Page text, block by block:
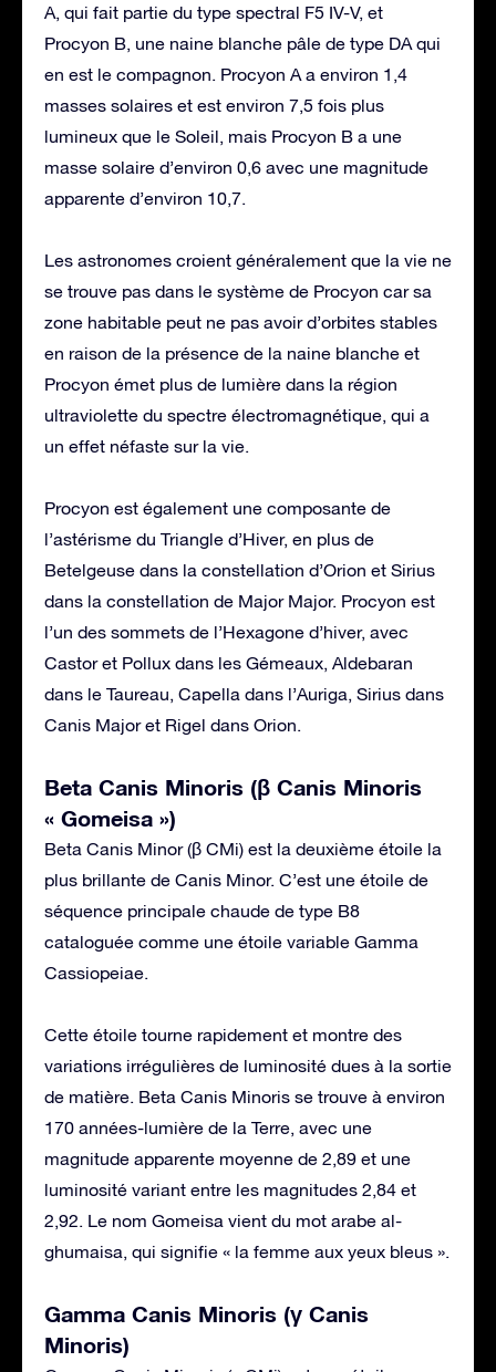
A, qui fait partie du type spectral F5 IV-V, et
Procyon B, une naine blanche pâle de type DA qui
en est le compagnon. Procyon A a environ 1,4
masses solaires et est environ 7,5 fois plus
lumineux que le Soleil, mais Procyon B a une
masse solaire d’environ 0,6 avec une magnitude
apparente d’environ 10,7.
Les astronomes croient généralement que la vie ne
se trouve pas dans le système de Procyon car sa
zone habitable peut ne pas avoir d’orbites stables
en raison de la présence de la naine blanche et
Procyon émet plus de lumière dans la région
ultraviolette du spectre électromagnétique, qui a
un effet néfaste sur la vie.
Procyon est également une composante de
l’astérisme du Triangle d’Hiver, en plus de
Betelgeuse dans la constellation d’Orion et Sirius
dans la constellation de Major Major. Procyon est
l’un des sommets de l’Hexagone d’hiver, avec
Castor et Pollux dans les Gémeaux, Aldebaran
dans le Taureau, Capella dans l’Auriga, Sirius dans
Canis Major et Rigel dans Orion.
Beta Canis Minoris (β Canis Minoris
« Gomeisa »)
Beta Canis Minor (β CMi) est la deuxième étoile la
plus brillante de Canis Minor. C’est une étoile de
séquence principale chaude de type B8
cataloguée comme une étoile variable Gamma
Cassiopeiae.
Cette étoile tourne rapidement et montre des
variations irrégulières de luminosité dues à la sortie
de matière. Beta Canis Minoris se trouve à environ
170 années-lumière de la Terre, avec une
magnitude apparente moyenne de 2,89 et une
luminosité variant entre les magnitudes 2,84 et
2,92. Le nom Gomeisa vient du mot arabe al-
ghumaisa, qui signifie « la femme aux yeux bleus ».
Gamma Canis Minoris (γ Canis
Minoris)